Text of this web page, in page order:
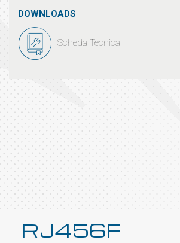
DOWNLOADS
Scheda Tecnica
RJ456F